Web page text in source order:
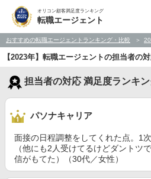
オリコン顧客満足度ランキング
転職エージェント
おすすめの転職エージェントランキング・比較
【2023年】転職エージェントの担当者の
担当者の対応 満足度ランキ
パソナキャリア
面接の日程調整をしてくれた点。1
（他にも2人受けてるけどダントツ
信がもてた）（30代／女性）